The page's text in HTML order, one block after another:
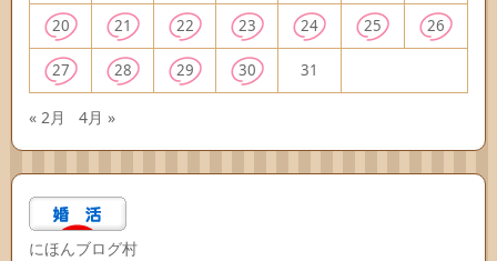
20 21 22 23 24 25 26
27 28 29 30 31
« 2月 4月 »
にほんブログ村